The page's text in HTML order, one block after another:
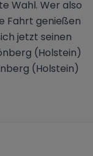
Wahl. Wer also
Fahrt genießen
jetzt seinen
(Holstein)
(Holstein)